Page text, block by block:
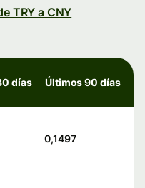
TRY a CNY
días Últimos 90 días
0,1497